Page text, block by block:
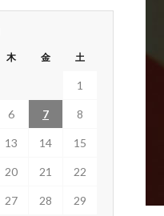
木 金 土
1
6 7 8
13 14 15
20 21 22
27 28 29